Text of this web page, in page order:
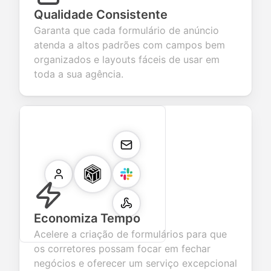
Qualidade Consistente
Garanta que cada formulário de anúncio
atenda a altos padrões com campos bem
organizados e layouts fáceis de usar em
toda a sua agência.
Economiza Tempo
Acelere a criação de formulários para que
os corretores possam focar em fechar
negócios e oferecer um serviço excepcional